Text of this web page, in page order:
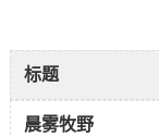
标题
晨雾牧野